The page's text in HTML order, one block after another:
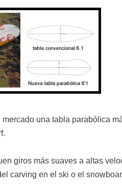
mercado una tabla parabólica
giros más suaves a altas
carving en el ski o el